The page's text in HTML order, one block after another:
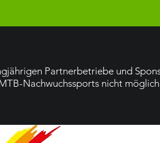
Partnerbetriebe und
Nachwuchssports nicht